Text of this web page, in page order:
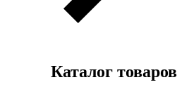
Каталог товаров